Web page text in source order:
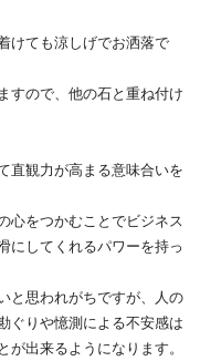
けても涼しげでお洒落で
すので、他の石と重ね付け
直観力が高まる意味合いを
心をつかむことでビジネス
にしてくれるパワーを持っ
と思われがちですが、人の
ぐりや憶測による不安感は
出来るようになります。